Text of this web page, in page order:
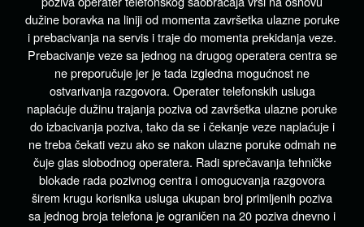
dužine boravka na liniji od momenta završetka ulazne poruke
i prebacivanja na servis i traje do momenta prekidanja veze.
Prebacivanje veze sa jednog na drugog operatera centra se
ne preporučuje jer je tada izgledna mogućnost ne
ostvarivanja razgovora. Operater telefonskih usluga
naplaćuje dužinu trajanja poziva od završetka ulazne poruke
do izbacivanja poziva, tako da se i čekanje veze naplaćuje i
ne treba čekati vezu ako se nakon ulazne poruke odmah ne
čuje glas slobodnog operatera. Radi sprečavanja tehničke
blokade rada pozivnog centra i omogucvanja razgovora
širem krugu korisnika usluga ukupan broj primljenih poziva
sa jednog broja telefona je ograničen na 20 poziva dnevno i